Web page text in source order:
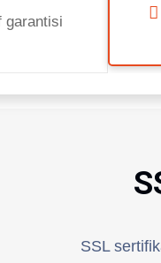
garantisi
SSL